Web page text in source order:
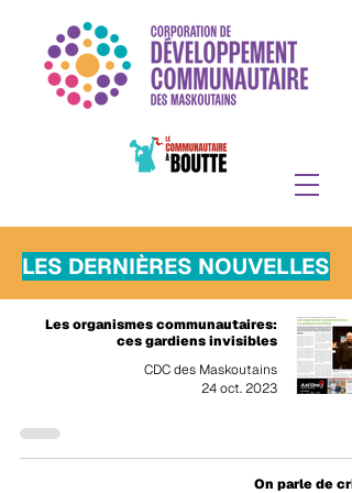
LES DERNIÈRES NOUVELLES
Les organismes communautaires:
ces gardiens invisibles
CDC des Maskoutains
24 oct. 2023
On parle de